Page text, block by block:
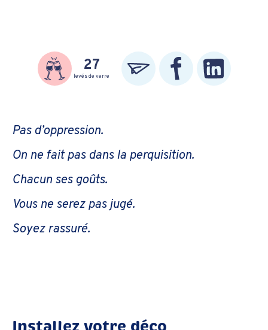
27
levés de verre
Pas d’oppression.
On ne fait pas dans la perquisition.
Chacun ses goûts.
Vous ne serez pas jugé.
Soyez rassuré.